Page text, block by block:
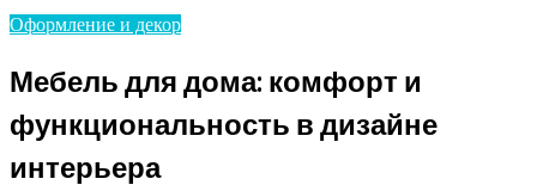
Оформление и декор
Мебель для дома: комфорт и
функциональность в дизайне
интерьера